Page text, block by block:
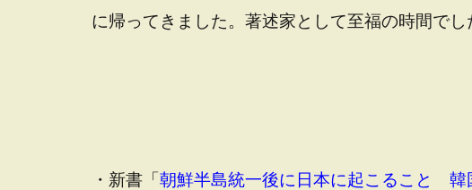
に帰ってきました。著述家として至福の時間でし
・新書「朝鮮半島統一後に日本に起こること 韓